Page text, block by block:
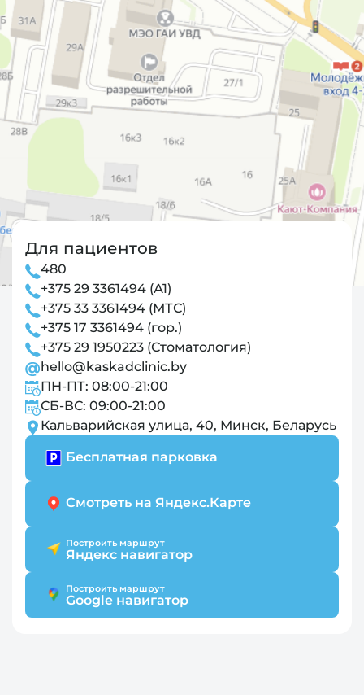
Для пациентов
480
+375 29 3361494 (А1)
+375 33 3361494 (МТС)
+375 17 3361494 (гор.)
+375 29 1950223 (Стоматология)
hello@kaskadclinic.by
ПН-ПТ: 08:00-21:00
СБ-ВС: 09:00-21:00
Кальварийская улица, 40, Минск, Беларусь
Бесплатная парковка
Смотреть на Яндекс.Карте
Построить маршрут
Яндекс навигатор
Построить маршрут
Google навигатор